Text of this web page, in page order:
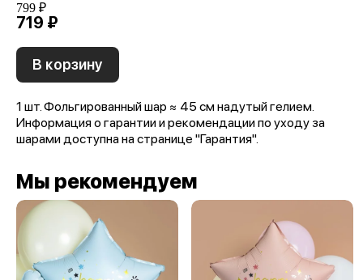
799 ₽
719 ₽
В корзину
1 шт. Фольгированный шар ≈ 45 см надутый гелием.
Информация о гарантии и рекомендации по уходу за
шарами доступна на странице "Гарантия".
Мы рекомендуем